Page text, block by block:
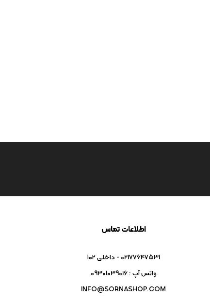
اطلاعات تماس
02177647531 - داخلی ۱۰۲
واتس آپ : 09301039016
INFO@SORNASHOP.COM